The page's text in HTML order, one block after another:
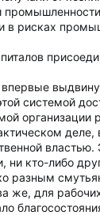
в рисках
системой
кто-либо
разным
же, для